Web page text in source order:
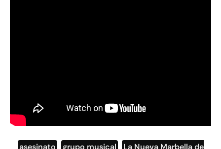
asesinato grupo musical
La Nueva Marbella de